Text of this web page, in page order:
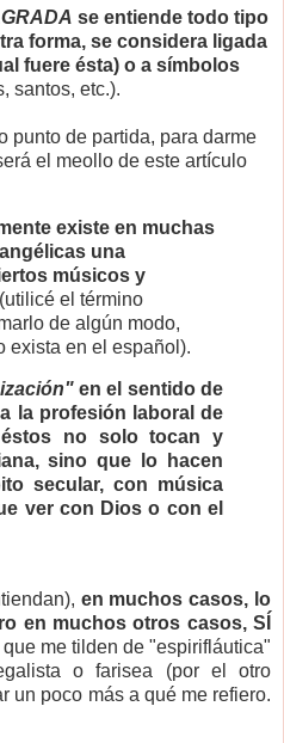
se entiende todo tipo
forma, se considera ligada
fuere ésta) o a símbolos
santos, etc.).
punto de partida, para darme
el meollo de este artículo
existe en muchas
una
músicos y
(utilicé el término
de algún modo,
exista en el español).
en el sentido de
la profesión laboral de
no solo tocan y
sino que lo hacen
secular, con música
ver con Dios o con el
en muchos casos, lo
en muchos otros casos, SÍ
me tilden de "espirifláutica"
o farisea (por el otro
un poco más a qué me refiero.